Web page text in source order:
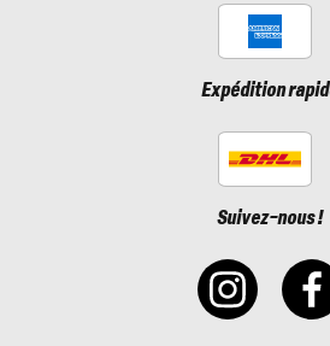
Expédition
Suivez-nous !